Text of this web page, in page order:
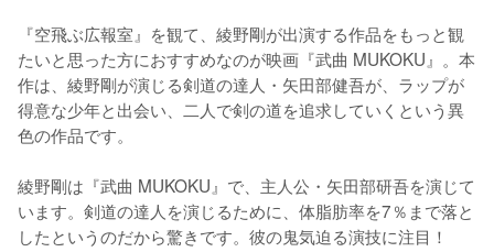
『空飛ぶ広報室』を観て、綾野剛が出演する作品をもっと観
たいと思った方におすすめなのが映画『武曲 MUKOKU』。本
作は、綾野剛が演じる剣道の達人・矢田部健吾が、ラップが
得意な少年と出会い、二人で剣の道を追求していくという異
色の作品です。
綾野剛は『武曲 MUKOKU』で、主人公・矢田部研吾を演じて
います。剣道の達人を演じるために、体脂肪率を7％まで落と
したというのだから驚きです。彼の鬼気迫る演技に注目！